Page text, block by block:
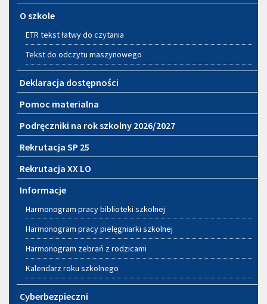
O szkole
ETR tekst łatwy do czytania
Tekst do odczytu maszynowego
Deklaracja dostępności
Pomoc materialna
Podręczniki na rok szkolny 2026/2027
Rekrutacja SP 25
Rekrutacja XX LO
Informacje
Harmonogram pracy biblioteki szkolnej
Harmonogram pracy pielęgniarki szkolnej
Harmonogram zebrań z rodzicami
Kalendarz roku szkolnego
Cyberbezpieczni